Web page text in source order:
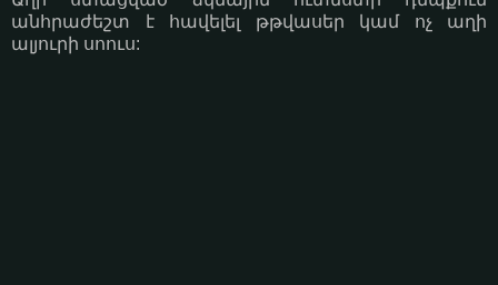
անհրաժեշտ է հավելել թթվասեր կամ ոչ աղի
ալյուրի սոուս: